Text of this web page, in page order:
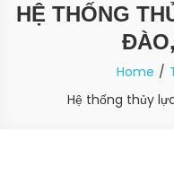
HỆ THỐNG
Home
Hệ thống thủy